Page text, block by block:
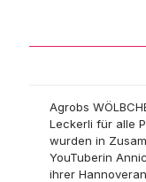
Agrobs
Leckerli für alle
wurden in
YouTuberin
ihrer